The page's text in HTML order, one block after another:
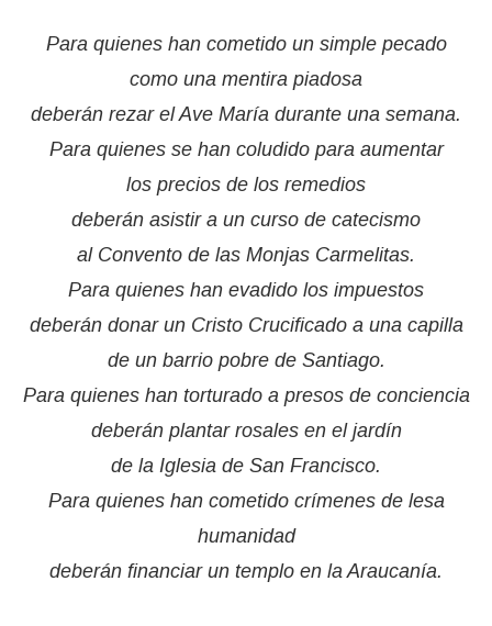
Para quienes han cometido un simple pecado
como una mentira piadosa
deberán rezar el Ave María durante una semana.
Para quienes se han coludido para aumentar
los precios de los remedios
deberán asistir a un curso de catecismo
al Convento de las Monjas Carmelitas.
Para quienes han evadido los impuestos
deberán donar un Cristo Crucificado a una capilla
de un barrio pobre de Santiago.
Para quienes han torturado a presos de conciencia
deberán plantar rosales en el jardín
de la Iglesia de San Francisco.
Para quienes han cometido crímenes de lesa
humanidad
deberán financiar un templo en la Araucanía.